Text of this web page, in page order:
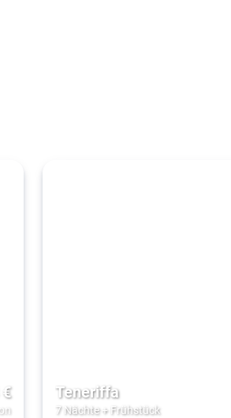
Teneriffa
7 Nächte+ Frühstück